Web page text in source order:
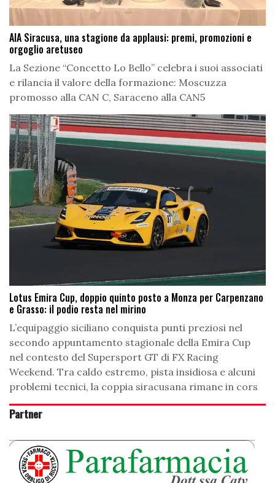
AIA Siracusa, una stagione da applausi: premi, promozioni e
orgoglio aretuseo
La Sezione “Concetto Lo Bello” celebra i suoi associati
e rilancia il valore della formazione: Moscuzza
promosso alla CAN C, Saraceno alla CAN5
Lotus Emira Cup, doppio quinto posto a Monza per Carpenzano
e Grasso: il podio resta nel mirino
L’equipaggio siciliano conquista punti preziosi nel
secondo appuntamento stagionale della Emira Cup
nel contesto del Supersport GT di FX Racing
Weekend. Tra caldo estremo, pista insidiosa e alcuni
problemi tecnici, la coppia siracusana rimane in cors
Partner